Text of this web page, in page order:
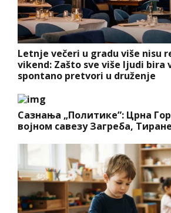
Letnje večeri u gradu više nisu
vikend: Zašto sve više ljudi bira
spontano pretvori u druženje
Сазнања „Политике”: Црна
војном савезу Загреба,